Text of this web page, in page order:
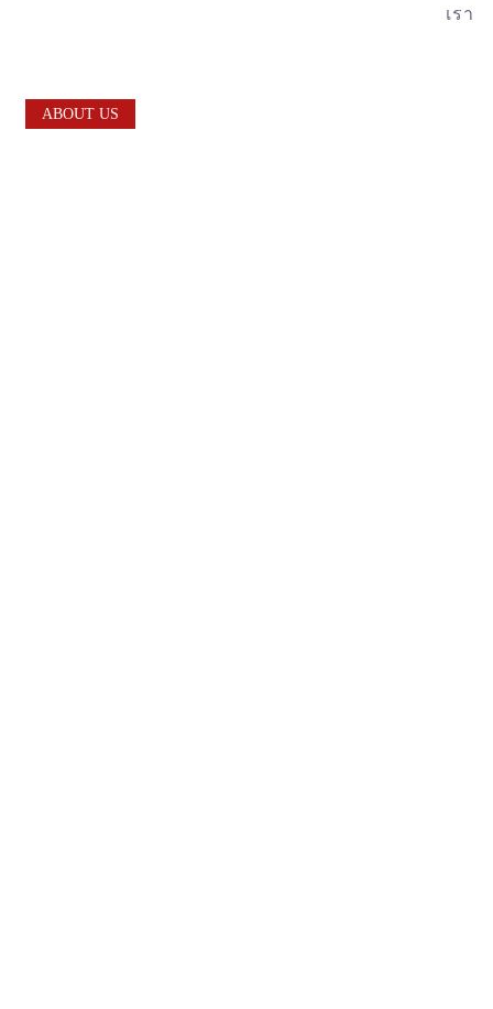
เรา
ABOUT US